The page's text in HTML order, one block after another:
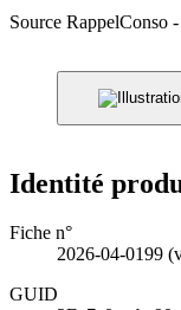
Source RappelConso
Identité
Fiche n°
2026-04-0199
GUID